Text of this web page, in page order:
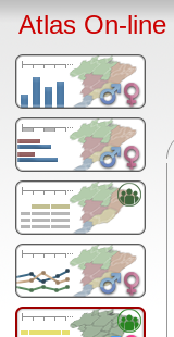
Atlas On-